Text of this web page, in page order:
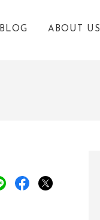
ABOUT US